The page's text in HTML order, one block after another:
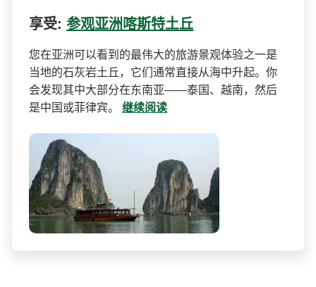
享受: 参观亚洲喀斯特土丘
您在亚洲可以看到的最伟大的­旅游景观体验之一是
当地的石灰岩土丘，它们通常直接­从海中升起。你
会发现其中大部分在东南亚——泰国、越南，然后
是中国或菲律宾。 继续阅读